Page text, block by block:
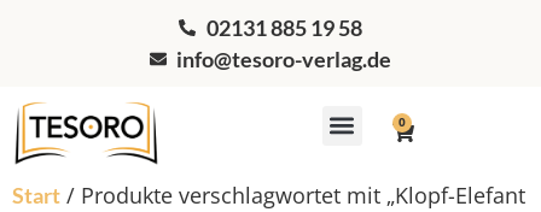
02131 885 19 58
info@tesoro-verlag.de
0
Start / Produkte verschlagwortet mit „Klopf-Elefant